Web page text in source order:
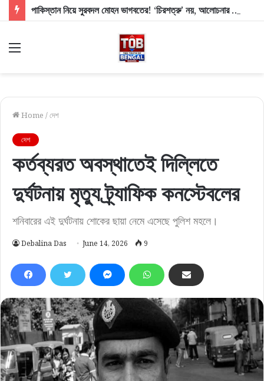
পাকিস্তান নিয়ে সুরবদল মোহন ভাগবতের! ‘চিরশত্রু’ নয়, আলোচনার পক্ষেই RSS প্রধান
Menu
Home /দেশ
দেশ
কর্তব্যরত অবস্থাতেই দিল্লিতে
দুর্ঘটনায় মৃত্যু ট্র্যাফিক কনস্টেবলের
শনিবারের এই দুর্ঘটনায় শোকের ছায়া নেমে এসেছে পুলিশ মহলে।
Debalina Das June 14, 2026 9